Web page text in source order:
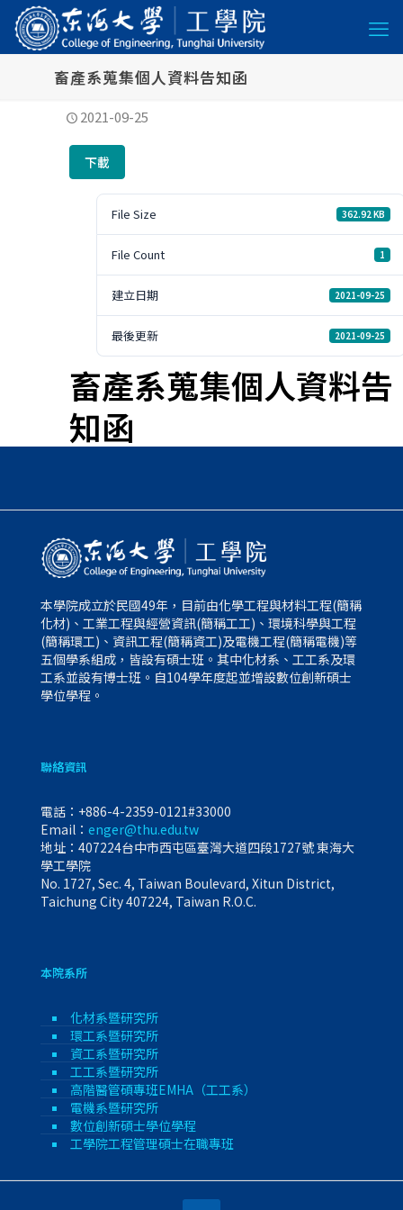
畜產系蒐集個人資料告知函
2021-09-25
下載
File Size 362.92 KB
File Count 1
建立日期 2021-09-25
最後更新 2021-09-25
畜產系蒐集個人資料告
知函
本學院成立於民國49年，目前由化學工程與材料工程(簡稱
化材)、工業工程與經營資訊(簡稱工工)、環境科學與工程
(簡稱環工)、資訊工程(簡稱資工)及電機工程(簡稱電機)等
五個學系組成，皆設有碩士班。其中化材系、工工系及環
工系並設有博士班。自104學年度起並增設數位創新碩士
學位學程。
聯絡資訊
電話： +886-4-2359-0121#33000
Email： enger@thu.edu.tw
地址：407224台中市西屯區臺灣大道四段1727號 東海大
學工學院
No. 1727, Sec. 4, Taiwan Boulevard, Xitun District,
Taichung City 407224, Taiwan R.O.C.
本院系所
化材系暨研究所
環工系暨研究所
資工系暨研究所
工工系暨研究所
高階醫管碩專班EMHA（工工系）
電機系暨研究所
數位創新碩士學位學程
工學院工程管理碩士在職專班